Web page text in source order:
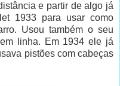
e partir de algo já
1933 para usar como
Usou também o seu
linha. Em 1934 ele já
pistões com cabeças